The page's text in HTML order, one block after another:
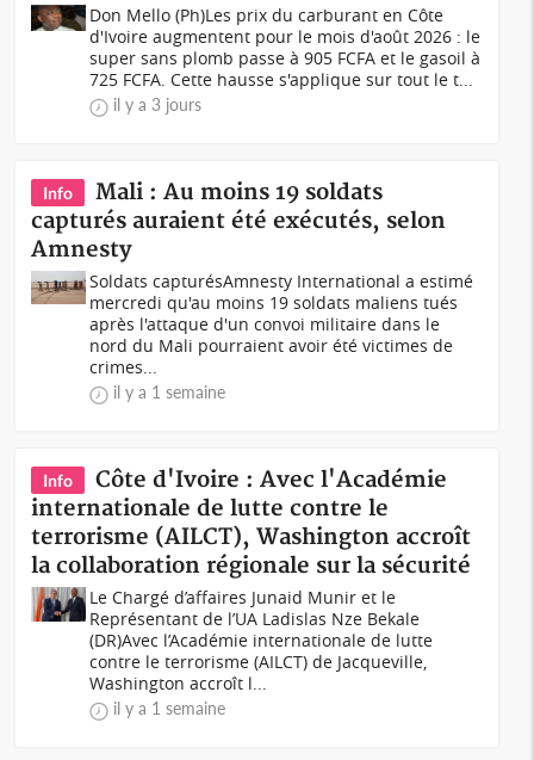
Don Mello (Ph)Les prix du carburant en Côte
d'Ivoire augmentent pour le mois d'août 2026 : le
super sans plomb passe à 905 FCFA et le gasoil à
725 FCFA. Cette hausse s'applique sur tout le t...
il y a 3 jours
Info
Mali : Au moins 19 soldats
capturés auraient été exécutés, selon
Amnesty
Soldats capturésAmnesty International a estimé
mercredi qu'au moins 19 soldats maliens tués
après l'attaque d'un convoi militaire dans le
nord du Mali pourraient avoir été victimes de
crimes...
il y a 1 semaine
Info
Côte d'Ivoire : Avec l'Académie
internationale de lutte contre le
terrorisme (AILCT), Washington accroît
la collaboration régionale sur la sécurité
Le Chargé d’affaires Junaid Munir et le
Représentant de l’UA Ladislas Nze Bekale
(DR)Avec l’Académie internationale de lutte
contre le terrorisme (AILCT) de Jacqueville,
Washington accroît l...
il y a 1 semaine